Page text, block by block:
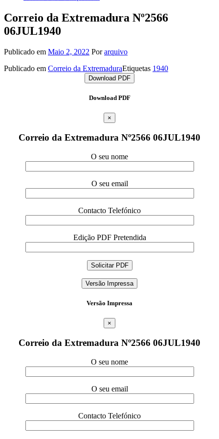
Correio da Extremadura Nº2566
06JUL1940
Publicado em Maio 2, 2022 Porarquivo
Publicado em Correio da ExtremaduraEtiquetas 1940
Download PDF
Download PDF
×
Correio da Extremadura Nº2566 06JUL1940
O seu nome
O seu email
Contacto Telefónico
Edição PDF Pretendida
Versão Impressa
Versão Impressa
×
Correio da Extremadura Nº2566 06JUL1940
O seu nome
O seu email
Contacto Telefónico